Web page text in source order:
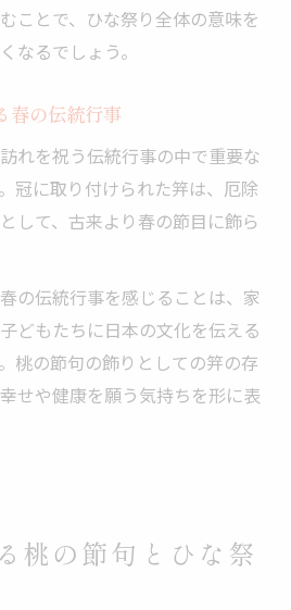
ことで、ひな祭り全体の意味を
なるでしょう。
春の伝統行事
れを祝う伝統行事の中で重要な
冠に取り付けられた笄は、厄除
して、古来より春の節目に飾ら
の伝統行事を感じることは、家
どもたちに日本の文化を伝える
桃の節句の飾りとしての笄の存
せや健康を願う気持ちを形に表
桃の節句とひな祭